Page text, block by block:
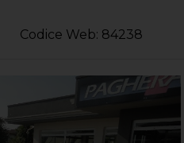
Codice Web: 84238